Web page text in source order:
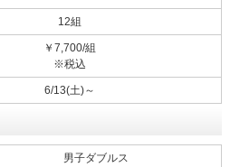
12組
￥7,700/組
※税込
6/13(土)～
男子ダブルス